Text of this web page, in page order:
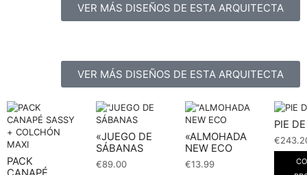
VER MÁS DISEÑOS DE ESTA ARQUITECTA
VER MÁS DISEÑOS DE ESTA ARQUITECTA
PACK
«JUEGO DE
SÁBANAS
€89.00
«ALMOHADA
NEW ECO
€13.99
PIE
€